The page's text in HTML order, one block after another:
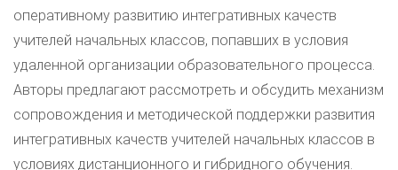
оперативному развитию интегративных качеств
учителей начальных классов, попавших в условия
удаленной организации образовательного процесса.
Авторы предлагают рассмотреть и обсудить механизм
сопровождения и методической поддержки развития
интегративных качеств учителей начальных классов в
условиях дистанционного и гибридного обучения.